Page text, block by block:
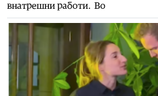
внатрешни работи. Во